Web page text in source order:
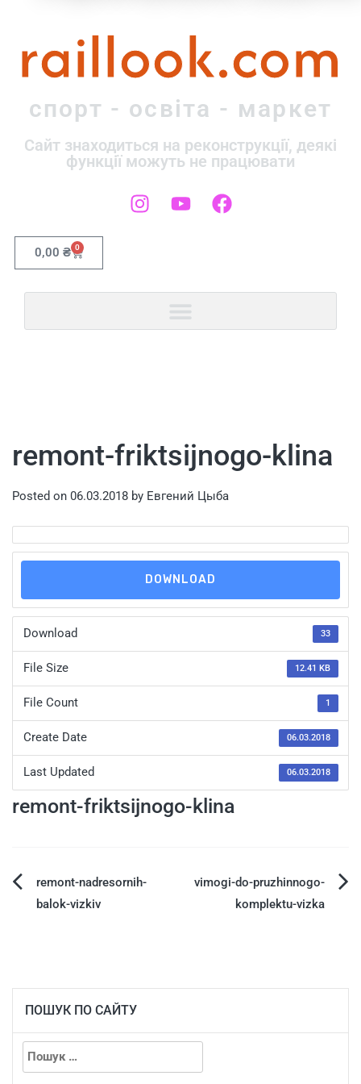
raillook.com
спорт - освіта - маркет
Сайт знаходиться на реконструкції, деякі
функції можуть не працювати
0,00 ₴ 0
remont-friktsijnogo-klina
Posted on 06.03.2018 by Евгений Цыба
DOWNLOAD
Download 33
File Size 12.41 KB
File Count 1
Create Date 06.03.2018
Last Updated 06.03.2018
remont-friktsijnogo-klina
remont-nadresornih-
balok-vizkiv
vimogi-do-pruzhinnogo-
komplektu-vizka
ПОШУК ПО САЙТУ